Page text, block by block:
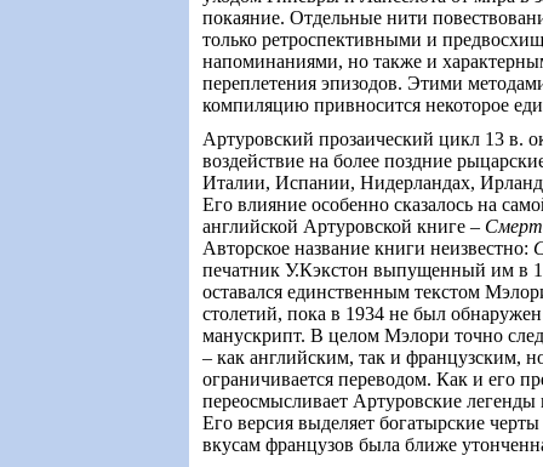
покаяние. Отдельные нити
только ретроспективными и
напоминаниями, но также и
переплетения эпизодов. Этими
компиляцию привносится некоторое
Артуровский прозаический цикл 13 в.
воздействие на более поздние
Италии, Испании, Нидерландах,
Его влияние особенно сказалось на
английской Артуровской книге –
Авторское название книги неизвестно:
печатник У.Кэкстон выпущенный им в
оставался единственным текстом
столетий, пока в 1934 не был
манускрипт. В целом Мэлори точно
– как английским, так и французским,
ограничивается переводом. Как и его
переосмысливает Артуровские легенды
Его версия выделяет богатырские
вкусам французов была ближе